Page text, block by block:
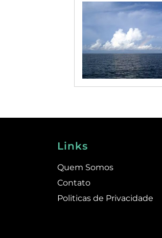
Links
Quem Somos
Contato
Politicas de Privacidade